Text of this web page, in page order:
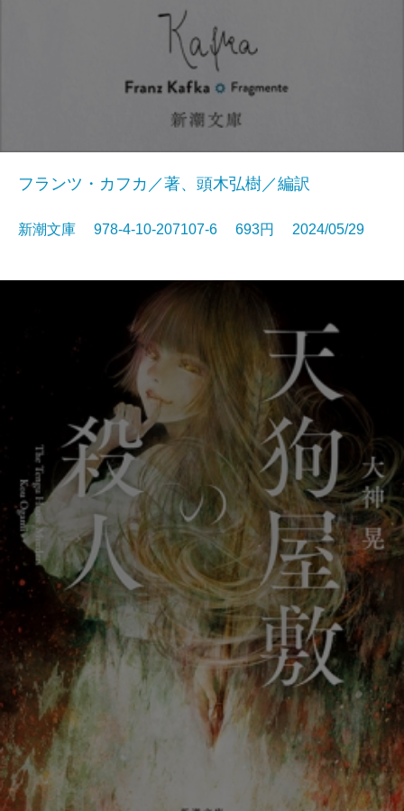
フランツ・カフカ／著、頭木弘樹／編訳
新潮文庫 978-4-10-207107-6 693円 2024/05/29